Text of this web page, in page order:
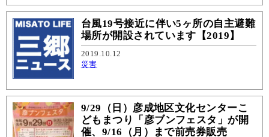
台風19号接近に伴い5ヶ所の自主避難
場所が開設されています【2019】
2019.10.12
災害
9/29（日）彦成地区文化センターこ
どもまつり「彦ブンフェスタ」が開
催、9/16（月）まで前売券販売